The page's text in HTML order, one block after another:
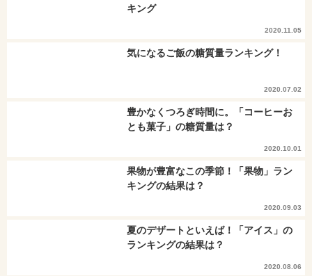
キング
2020.11.05
気になるご飯の糖質量ランキング！
2020.07.02
豊かなくつろぎ時間に。「コーヒーお
とも菓子」の糖質量は？
2020.10.01
果物が豊富なこの季節！「果物」ラン
キングの結果は？
2020.09.03
夏のデザートといえば！「アイス」の
ランキングの結果は？
2020.08.06